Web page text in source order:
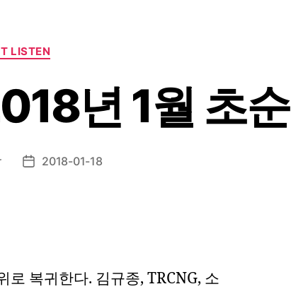
Categories
LISTEN
년 1월 초순
Post2018-01-18
로 복귀한다. 김규종, TRCNG, 소